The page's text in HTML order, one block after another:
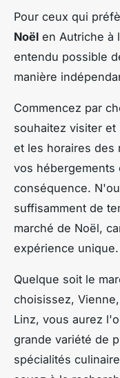
Pour ceux qui
Noël en Autriche à
entendu possible
manière
Commencez par
souhaitez visiter
et les horaires des
vos hébergements
conséquence.
suffisamment de
marché de Noël,
expérience unique.
Quelque soit le
choisissez,
Linz, vous aurez
grande variété de
spécialités